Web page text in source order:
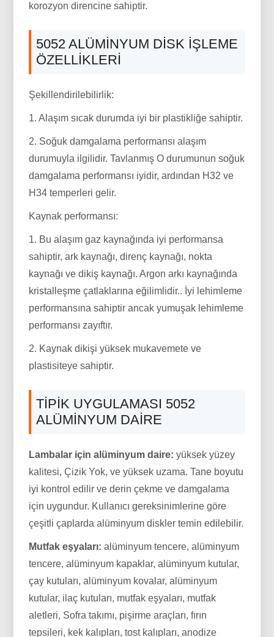
korozyon direncine sahiptir.
5052 ALÜMINYUM DISK IŞLEME
ÖZELLIKLERI
Şekillendirilebilirlik:
1. Alaşım sıcak durumda iyi bir plastikliğe sahiptir.
2. Soğuk damgalama performansı alaşım
durumuyla ilgilidir. Tavlanmış O durumunun soğuk
damgalama performansı iyidir, ardından H32 ve
H34 temperleri gelir.
Kaynak performansı:
1. Bu alaşım gaz kaynağında iyi performansa
sahiptir, ark kaynağı, direnç kaynağı, nokta
kaynağı ve dikiş kaynağı. Argon arkı kaynağında
kristalleşme çatlaklarına eğilimlidir.. İyi lehimleme
performansına sahiptir ancak yumuşak lehimleme
performansı zayıftır.
2. Kaynak dikişi yüksek mukavemete ve
plastisiteye sahiptir.
TIPIK UYGULAMASI 5052
ALÜMINYUM DAIRE
Lambalar için alüminyum daire: yüksek yüzey
kalitesi, Çizik Yok, ve yüksek uzama. Tane boyutu
iyi kontrol edilir ve derin çekme ve damgalama
için uygundur. Kullanıcı gereksinimlerine göre
çeşitli çaplarda alüminyum diskler temin edilebilir.
Mutfak eşyaları: alüminyum tencere, alüminyum
tencere, alüminyum kapaklar, alüminyum kutular,
çay kutuları, alüminyum kovalar, alüminyum
kutular, ilaç kutuları, mutfak eşyaları, mutfak
aletleri, Sofra takımı, pişirme araçları, fırın
tepsileri, kek kalıpları, tost kalıpları, anodize